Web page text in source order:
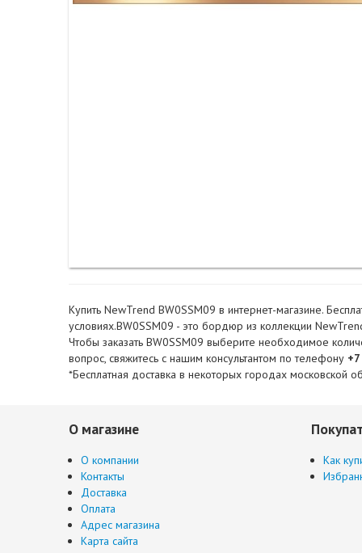
Купить NewTrend BW0SSM09 в интернет-магазине.
условиях.BW0SSM09 - это бордюр из коллекции
Чтобы заказать BW0SSM09 выберите необходимое
вопрос, свяжитесь с нашим консультантом по телефону
*Бесплатная доставка в некоторых городах московской
О магазине
О компании
Контакты
Доставка
Оплата
Адрес магазина
Карта сайта
Как